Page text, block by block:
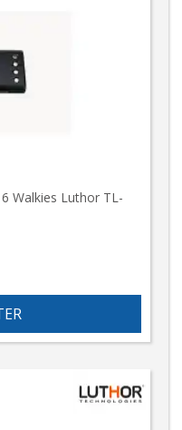
Walkies Luthor TL-